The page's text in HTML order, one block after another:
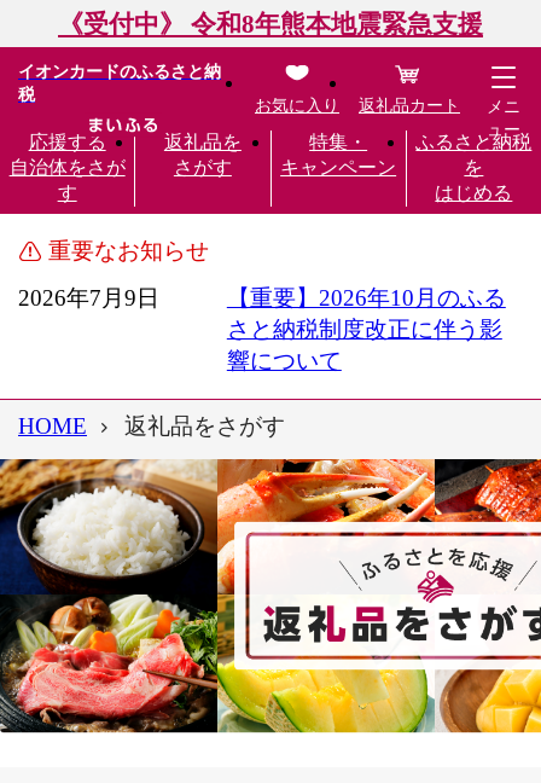
《受付中》 令和8年熊本地震緊急支援
イオンカードのふるさと納
税
応援する
自治体をさが
す
返礼品を
さがす
特集・
キャンペーン
ふるさと納税
を
はじめる
お気に入り 返礼品カート
メニ
ュー
重要なお知らせ
2026年7月9日
【重要】2026年10月のふる
さと納税制度改正に伴う影
響について
HOME 返礼品をさがす